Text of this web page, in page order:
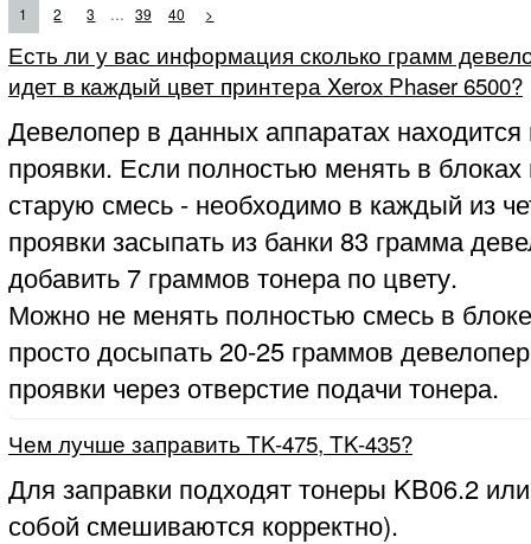
1 2 3 ... 39 40 >
Есть ли у вас информация сколько грамм
идет в каждый цвет принтера Xerox Phaser 6500?
Девелопер в данных аппаратах находится
проявки. Если полностью менять в блоках
старую смесь - необходимо в каждый из
проявки засыпать из банки 83 грамма
добавить 7 граммов тонера по цвету.
Можно не менять полностью смесь в
просто досыпать 20-25 граммов
проявки через отверстие подачи тонера.
Чем лучше заправить TK-475, TK-435?
Для заправки подходят тонеры KB06.2
собой смешиваются корректно).